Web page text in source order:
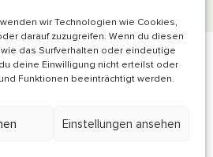
wir Technologien wie Cookies,
darauf zuzugreifen. Wenn du diesen
das Surfverhalten oder eindeutige
deine Einwilligung nicht erteilst oder
Funktionen beeinträchtigt werden.
Einstellungen ansehen